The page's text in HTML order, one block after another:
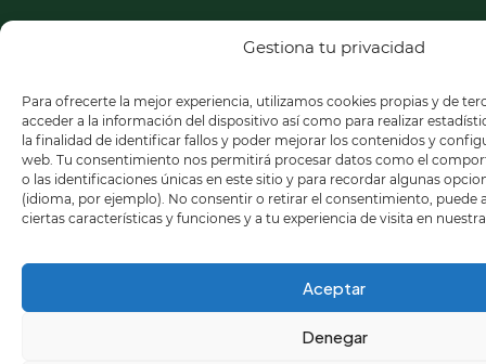
Gestiona tu privacidad
Para ofrecerte la mejor experiencia, utilizamos cookies propias y de
acceder a la información del dispositivo así como para realizar
la finalidad de identificar fallos y poder mejorar los contenidos y
web. Tu consentimiento nos permitirá procesar datos como el
o las identificaciones únicas en este sitio y para recordar algunas
(idioma, por ejemplo). No consentir o retirar el consentimiento, puede
ciertas características y funciones y a tu experiencia de visita en
Aceptar
Denegar